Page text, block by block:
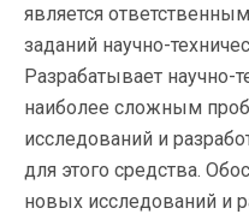
является
заданий научно-
Разрабатывает научно-
наиболее сложным
исследований и
для этого средства.
новых исследований и